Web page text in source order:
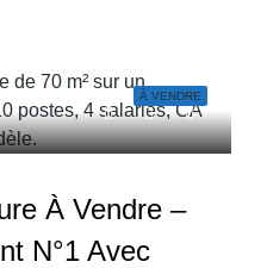
À VENDRE
À Vendre –
N°1 Avec